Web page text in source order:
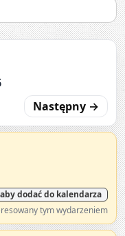
Następny →
dodać do kalendarza
tym wydarzeniem